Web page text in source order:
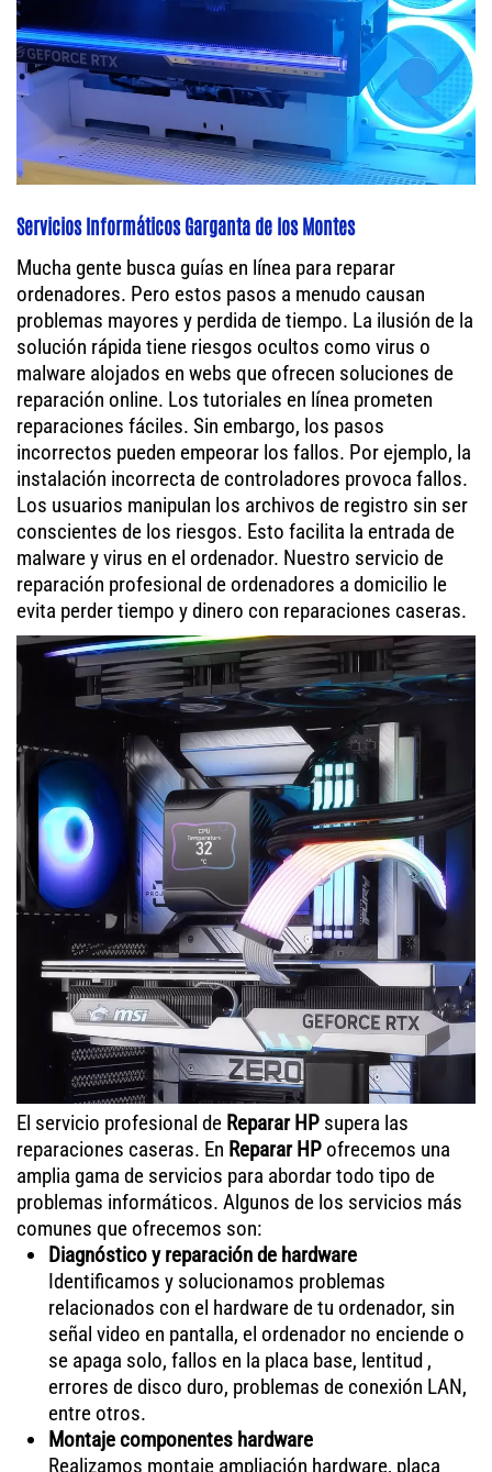
Servicios Informáticos Garganta de los Montes
Mucha gente busca guías en línea para reparar
ordenadores. Pero estos pasos a menudo causan
problemas mayores y perdida de tiempo. La ilusión de la
solución rápida tiene riesgos ocultos como virus o
malware alojados en webs que ofrecen soluciones de
reparación online. Los tutoriales en línea prometen
reparaciones fáciles. Sin embargo, los pasos
incorrectos pueden empeorar los fallos. Por ejemplo, la
instalación incorrecta de controladores provoca fallos.
Los usuarios manipulan los archivos de registro sin ser
conscientes de los riesgos. Esto facilita la entrada de
malware y virus en el ordenador. Nuestro servicio de
reparación profesional de ordenadores a domicilio le
evita perder tiempo y dinero con reparaciones caseras.
El servicio profesional de Reparar HP supera las
reparaciones caseras. En Reparar HPofrecemos una
amplia gama de servicios para abordar todo tipo de
problemas informáticos. Algunos de los servicios más
comunes que ofrecemos son:
Diagnóstico y reparación de hardware
Identificamos y solucionamos problemas
relacionados con el hardware de tu ordenador, sin
señal video en pantalla, el ordenador no enciende o
se apaga solo, fallos en la placa base, lentitud ,
errores de disco duro, problemas de conexión LAN,
entre otros.
Montaje componentes hardware
Realizamos montaje ampliación hardware, placa